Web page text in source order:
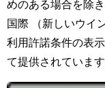
めのある場合を除き
国際 （新しいウイ
利用許諾条件の表
て提供されています